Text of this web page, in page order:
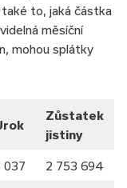
také to, jaká částka
měsíční
mohou splátky
Zůstatek
jistiny
037 2 753 694